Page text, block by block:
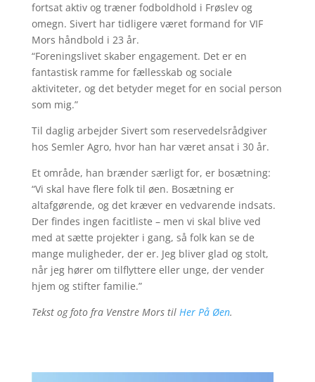
fortsat aktiv og træner fodboldhold i Frøslev og
omegn. Sivert har tidligere været formand for VIF
Mors håndbold i 23 år.
“Foreningslivet skaber engagement. Det er en
fantastisk ramme for fællesskab og sociale
aktiviteter, og det betyder meget for en social person
som mig.”
Til daglig arbejder Sivert som reservedelsrådgiver
hos Semler Agro, hvor han har været ansat i 30 år.
Et område, han brænder særligt for, er bosætning:
“Vi skal have flere folk til øen. Bosætning er
altafgørende, og det kræver en vedvarende indsats.
Der findes ingen facitliste – men vi skal blive ved
med at sætte projekter i gang, så folk kan se de
mange muligheder, der er. Jeg bliver glad og stolt,
når jeg hører om tilflyttere eller unge, der vender
hjem og stifter familie.”
Tekst og foto fra Venstre Mors til Her På Øen.